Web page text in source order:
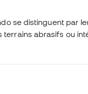
se distinguent par
abrasifs ou